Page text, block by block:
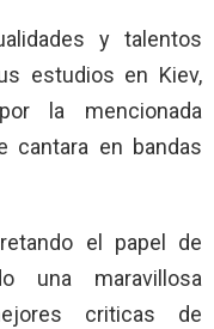
y talentos
estudios en Kiev,
la mencionada
cantara en bandas
el papel de
una maravillosa
criticas de